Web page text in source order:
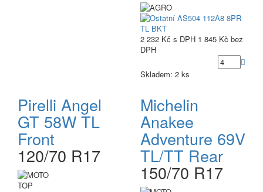
2 232 Kč s DPH 1 845 Kč bez
DPH
Skladem: 2 ks
Pirelli Angel
GT 58W TL
Front
120/70 R17
TOP
Michelin
Anakee
Adventure 69V
TL/TT Rear
150/70 R17